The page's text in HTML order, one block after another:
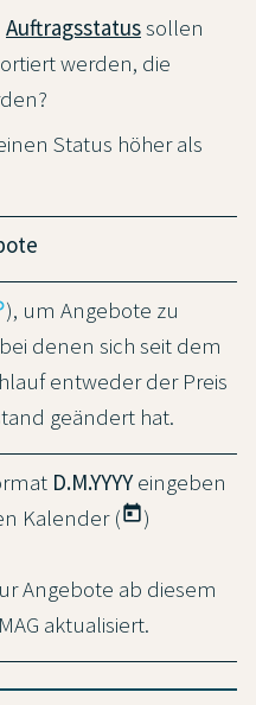
Auftragsstatussollen
werden, die
Status höher als
), um Angebote zu
denen sich seit dem
entweder der Preis
geändert hat.
D.M.YYYYeingeben
Kalender (today)
Angebote ab diesem
aktualisiert.